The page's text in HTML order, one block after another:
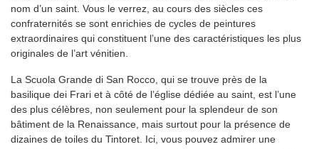
nom d’un saint. Vous le verrez, au cours des siècles ces
confraternités se sont enrichies de cycles de peintures
extraordinaires qui constituent l’une des caractéristiques les plus
originales de l’art vénitien.
La Scuola Grande di San Rocco, qui se trouve près de la
basilique dei Frari et à côté de l’église dédiée au saint, est l’une
des plus célèbres, non seulement pour la splendeur de son
bâtiment de la Renaissance, mais surtout pour la présence de
dizaines de toiles du Tintoret. Ici, vous pouvez admirer une